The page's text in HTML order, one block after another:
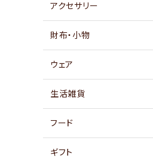
価格から探す
国から探す
私たちについて
アクセサリー
財布・小物
ウェア
生活雑貨
フード
ギフト